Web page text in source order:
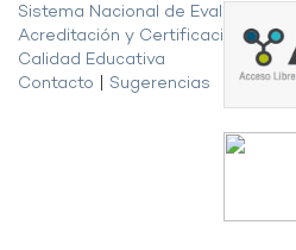
Sistema Nacional de Evaluación,
Acreditación y Certificación de la
Calidad Educativa
Contacto
Sugerencias